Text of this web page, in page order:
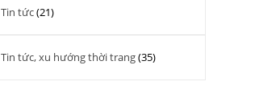
Tin tức(21)
Tin tức, xu hướng thời trang(35)